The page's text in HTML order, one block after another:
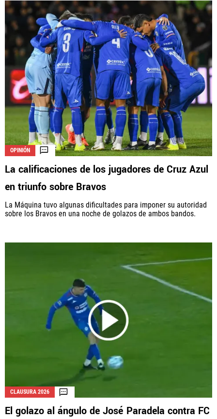
OPINIÓN
La calificaciones de los jugadores de Cruz Azul
en triunfo sobre Bravos
La Máquina tuvo algunas dificultades para imponer su autoridad
sobre los Bravos en una noche de golazos de ambos bandos.
CLAUSURA 2026
El golazo al ángulo de José Paradela contra FC